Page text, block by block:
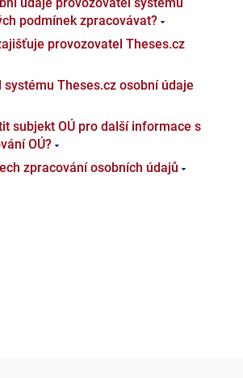
podmínek zpracovávat?
provozovatel Theses.cz
Theses.cz osobní údaje
subjekt OÚ pro další informace s
OÚ?
zpracování osobních údajů